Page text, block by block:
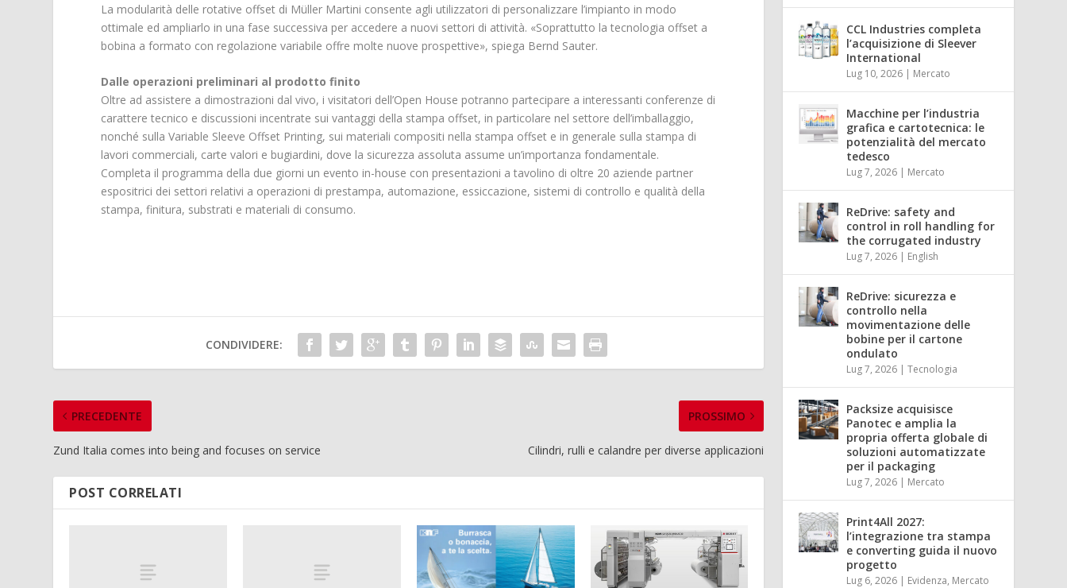
La modularità delle rotative offset di Müller Martini consente agli utilizzatori di personalizzare l’impianto in modo
ottimale ed ampliarlo in una fase successiva per accedere a nuovi settori di attività. «Soprattutto la tecnologia offset a
bobina a formato con regolazione variabile offre molte nuove prospettive», spiega Bernd Sauter.
Dalle operazioni preliminari al prodotto finito
Oltre ad assistere a dimostrazioni dal vivo, i visitatori dell’Open House potranno partecipare a interessanti conferenze di
carattere tecnico e discussioni incentrate sui vantaggi della stampa offset, in particolare nel settore dell’imballaggio,
nonché sulla Variable Sleeve Offset Printing, sui materiali compositi nella stampa offset e in generale sulla stampa di
lavori commerciali, carte valori e bugiardini, dove la sicurezza assoluta assume un’importanza fondamentale.
Completa il programma della due giorni un evento in-house con presentazioni a tavolino di oltre 20 aziende partner
espositrici dei settori relativi a operazioni di prestampa, automazione, essiccazione, sistemi di controllo e qualità della
stampa, finitura, substrati e materiali di consumo.
CONDIVIDERE:
PRECEDENTE
Zund Italia comes into being and focuses on service
PROSSIMO
Cilindri, rulli e calandre per diverse applicazioni
POST CORRELATI
CCL Industries completa
l’acquisizione di Sleever
International
Lug 10, 2026 | Mercato
Macchine per l’industria
grafica e cartotecnica: le
potenzialità del mercato
tedesco
Lug 7, 2026 | Mercato
ReDrive: safety and
control in roll handling for
the corrugated industry
Lug 7, 2026 | English
ReDrive: sicurezza e
controllo nella
movimentazione delle
bobine per il cartone
ondulato
Lug 7, 2026 |Tecnologia
Packsize acquisisce
Panotec e amplia la
propria offerta globale di
soluzioni automatizzate
per il packaging
Lug 7, 2026 | Mercato
Print4All 2027:
l’integrazione tra stampa
e converting guida il nuovo
progetto
Lug 6, 2026 | Evidenza, Mercato